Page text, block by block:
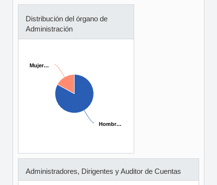
Distribución del órgano de
Administración
Hombr…
Hombr…
Mujer…
Mujer…
Administradores, Dirigentes y Auditor de Cuentas